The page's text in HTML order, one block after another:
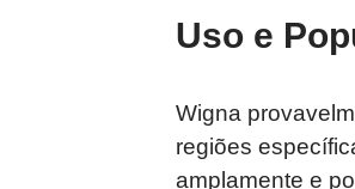
Uso e
Wigna
regiões
amplamente e